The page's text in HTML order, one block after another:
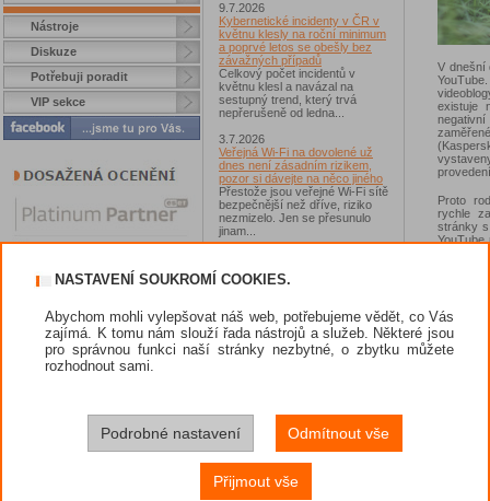
Nástroje
Diskuze
Potřebuji poradit
VIP sekce
9.7.2026
Kybernetické incidenty v ČR v
květnu klesly na roční minimum
a poprvé letos se obešly bez
závažných případů
Celkový počet incidentů v
květnu klesl a navázal na
sestupný trend, který trvá
nepřerušeně od ledna...
3.7.2026
Veřejná Wi-Fi na dovolené už
dnes není zásadním rizikem,
pozor si dávejte na něco jiného
Přestože jsou veřejné Wi-Fi sítě
bezpečnější než dříve, riziko
nezmizelo. Jen se přesunulo
jinam...
Standard?
magazínem IT Kompas...
26.6.2026
ESET: S příchodem léta
zaplavují Česko falešné mobilní
Chase Home App či Candy
Race Launcher. Hlavním cílem
útočníků bylo v tomto případě
Polsko, následováno Českem a
Slovenskem...
24.6.2026
V dnešní
existuje
Proto
rychle
stránky
Funkce
NASTAVENÍ SOUKROMÍ COOKIES.
Abychom mohli vylepšovat náš web, potřebujeme vědět, co Vás
zajímá. K tomu nám slouží řada nástrojů a služeb. Některé jsou
pro správnou funkci naší stránky nezbytné, o zbytku můžete
rozhodnout sami.
Podrobné nastavení Odmítnout vše
Přijmout vše